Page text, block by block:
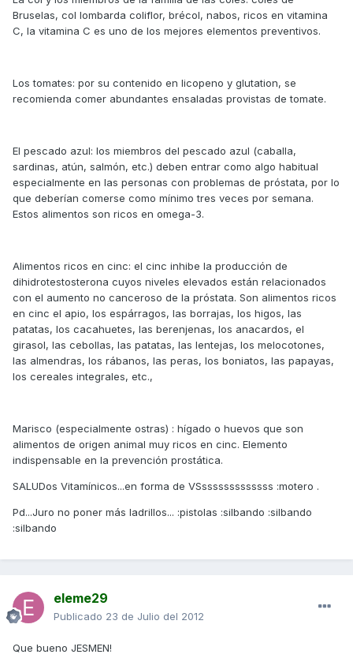
Bruselas, col lombarda coliflor, brécol, nabos, ricos en vitamina
C, la vitamina C es uno de los mejores elementos preventivos.
Los tomates: por su contenido en licopeno y glutation, se
recomienda comer abundantes ensaladas provistas de tomate.
El pescado azul: los miembros del pescado azul (caballa,
sardinas, atún, salmón, etc.) deben entrar como algo habitual
especialmente en las personas con problemas de próstata, por lo
que deberían comerse como mínimo tres veces por semana.
Estos alimentos son ricos en omega-3.
Alimentos ricos en cinc: el cinc inhibe la producción de
dihidrotestosterona cuyos niveles elevados están relacionados
con el aumento no canceroso de la próstata. Son alimentos ricos
en cinc el apio, los espárragos, las borrajas, los higos, las
patatas, los cacahuetes, las berenjenas, los anacardos, el
girasol, las cebollas, las patatas, las lentejas, los melocotones,
las almendras, los rábanos, las peras, los boniatos, las papayas,
los cereales integrales, etc.,
Marisco (especialmente ostras) : hígado o huevos que son
alimentos de origen animal muy ricos en cinc. Elemento
indispensable en la prevención prostática.
SALUDos Vitamínicos...en forma de VSsssssssssssss :motero .
Pd...Juro no poner más ladrillos... :pistolas :silbando :silbando
:silbando
eleme29
Publicado 23 de Julio del 2012
Que bueno JESMEN!